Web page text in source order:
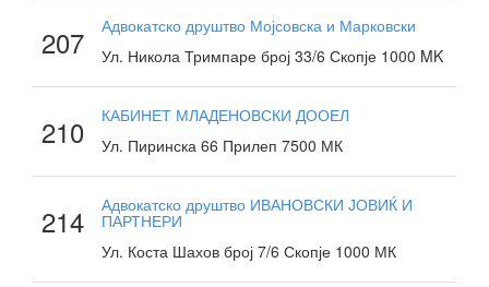
207
Адвокатско друштво Мојсовска и Марковски
Ул. Никола Тримпаре број 33/6 Скопје 1000 MK
210
КАБИНЕТ МЛАДЕНОВСКИ ДООЕЛ
Ул. Пиринска 66 Прилеп 7500 МК
214 Адвокатско друштво ИВАНОВСКИ ЈОВИЌ И
ПАРТНЕРИ
Ул. Коста Шахов број 7/6 Скопје 1000 МК